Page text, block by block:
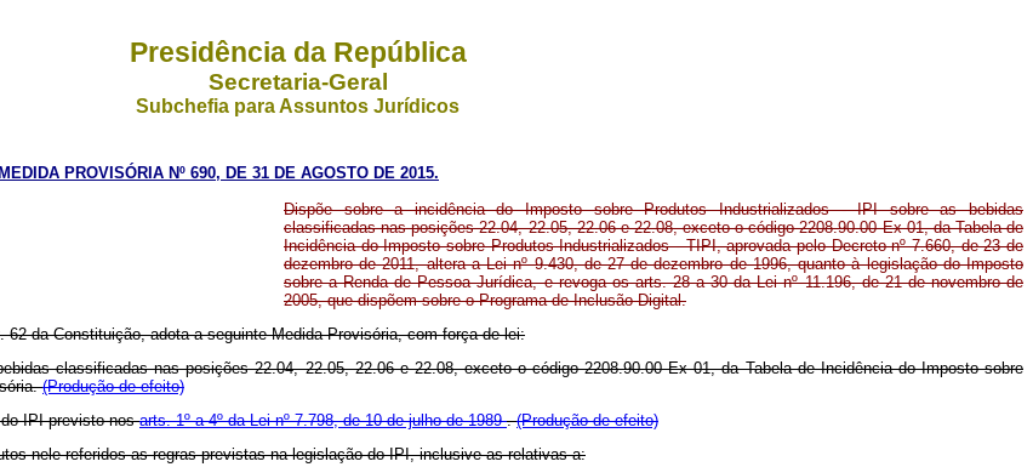
Presidência da República
Secretaria-Geral
Subchefia para Assuntos Jurídicos
MEDIDA PROVISÓRIA Nº 690, DE 31 DE AGOSTO DE 2015.
Dispõe sobre a incidência do Imposto sobre Produtos Industrializados - IPI sobre as bebidas
classificadas nas posições 22.04, 22.05, 22.06 e 22.08, exceto o código 2208.90.00 Ex 01, da Tabela de
Incidência do Imposto sobre Produtos Industrializados - TIPI, aprovada pelo Decreto nº 7.660, de 23 de
dezembro de 2011, altera a Lei nº 9.430, de 27 de dezembro de 1996, quanto à legislação do Imposto
sobre a Renda de Pessoa Jurídica, e revoga os arts. 28 a 30 da Lei nº 11.196, de 21 de novembro de
2005, que dispõem sobre o Programa de Inclusão Digital.
da Constituição, adota a seguinte Medida Provisória, com força de lei:
classificadas nas posições 22.04, 22.05, 22.06 e 22.08, exceto o código 2208.90.00 Ex 01, da Tabela de Incidência do Imposto sobre
(Produção de efeito)
IPI previsto nosarts. 1º a 4º da Lei nº 7.798, de 10 de julho de 1989.(Produção de efeito)
nele referidos as regras previstas na legislação do IPI, inclusive as relativas a: